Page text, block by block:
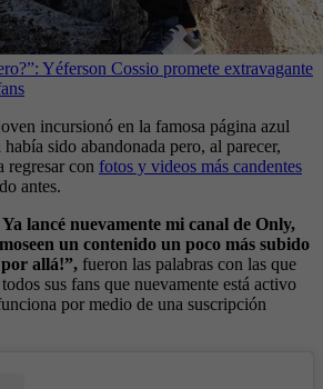
Yéferson Cossio promete extravagante
incursionó en la famosa página azul
sido abandonada pero, al parecer,
regresar con fotos y videos más candentes
antes.
Ya lancé nuevamente mi canal de Only,
un contenido un poco más subido
por allá!”, fueron las palabras con las que
sus fans que nuevamente está activo
por medio de una suscripción